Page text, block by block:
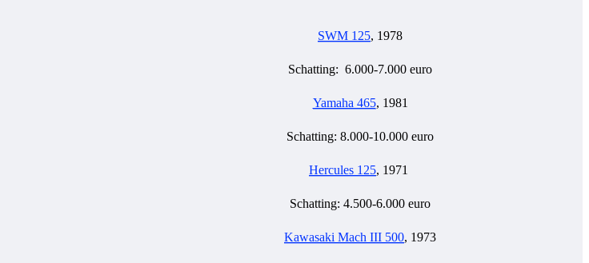
SWM 125, 1978
Schatting: 6.000-7.000 euro
Yamaha 465, 1981
Schatting: 8.000-10.000 euro
Hercules 125, 1971
Schatting: 4.500-6.000 euro
Kawasaki Mach III 500, 1973